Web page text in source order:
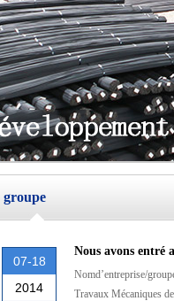
groupe
Nous avons entré
07-18
2014
Nomd’entreprise/
Travaux Mécaniques